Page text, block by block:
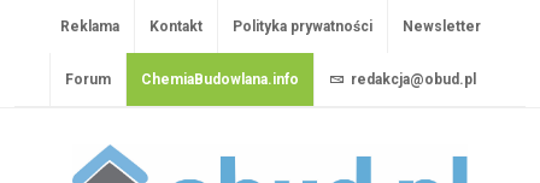
Reklama Kontakt Polityka prywatności Newsletter
Forum ChemiaBudowlana.info redakcja@obud.pl